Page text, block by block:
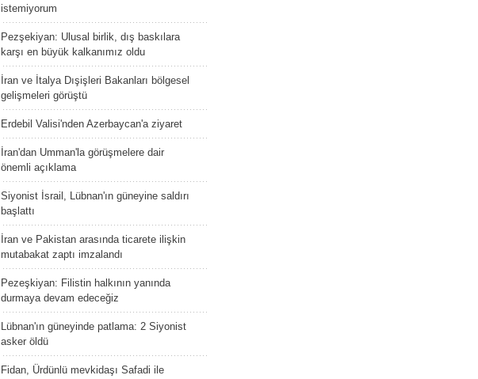
istemiyorum
Pezşekiyan: Ulusal birlik, dış baskılara
karşı en büyük kalkanımız oldu
İran ve İtalya Dışişleri Bakanları bölgesel
gelişmeleri görüştü
Erdebil Valisi'nden Azerbaycan'a ziyaret
İran'dan Umman'la görüşmelere dair
önemli açıklama
Siyonist İsrail, Lübnan'ın güneyine saldırı
başlattı
İran ve Pakistan arasında ticarete ilişkin
mutabakat zaptı imzalandı
Pezeşkiyan: Filistin halkının yanında
durmaya devam edeceğiz
Lübnan'ın güneyinde patlama: 2 Siyonist
asker öldü
Fidan, Ürdünlü mevkidaşı Safadi ile